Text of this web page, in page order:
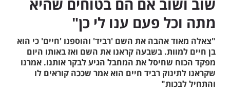
צאלה גז הי"ד: "שאלתי
אם הם בטוחים שהיא
פעם ענו לי כן"
אהבה את השם 'רביד' והוספנו 'חיים' כי הוא